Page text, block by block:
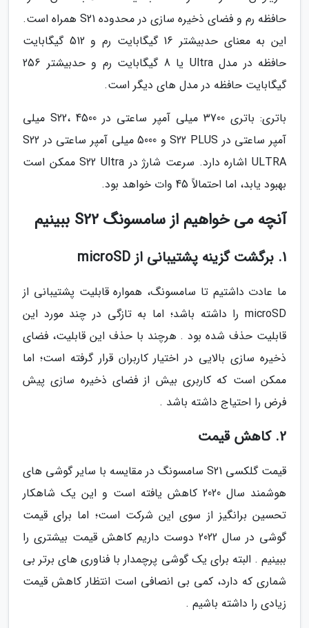
حافظه رم و فضای ذخیره سازی در محدوده S21 همراه است.
این به معنای حدبیشتر 16 گیگابایت رم و 512 گیگابایت
حافظه در مدل Ultra یا 8 گیگابایت رم و حدبیشتر 256
گیگابایت حافظه در مدل های دیگر است.
باتری: باتری 3700 میلی آمپر ساعتی در S22، 4500 میلی
آمپر ساعتی در S22 PLUS و 5000 میلی آمپر ساعتی در S22
ULTRA اشاره دارد. سرعت شارژ در S22 Ultra ممکن است
بهبود یابد، اما احتمالاً 45 وات خواهد بود.
آنچه می خواهیم از سامسونگ S22 ببینیم
1. برگشت گزینه پشتیبانی از microSD
ما عادت داشتیم تا سامسونگ، همواره قابلیت پشتیبانی از
microSD را داشته باشد؛ اما به تازگی در چند مورد این
قابلیت حذف شده بود . هرچند با حذف این قابلیت، فضای
ذخیره سازی بالایی در اختیار کاربران قرار گرفته است؛ اما
ممکن است که کاربری بیش از فضای ذخیره سازی پیش
فرض را احتیاج داشته باشد .
2. کاهش قیمت
قیمت گلکسی S21 سامسونگ در مقایسه با سایر گوشی های
هوشمند سال 2020 کاهش یافته است و این یک شاهکار
تحسین برانگیز از سوی این شرکت است؛ اما برای قیمت
گوشی در سال 2022 دوست داریم کاهش قیمت بیشتری را
ببینیم . البته برای یک گوشی پرچمدار با فناوری های برتر بی
شماری که دارد، کمی بی انصافی است انتظار کاهش قیمت
زیادی را داشته باشیم .